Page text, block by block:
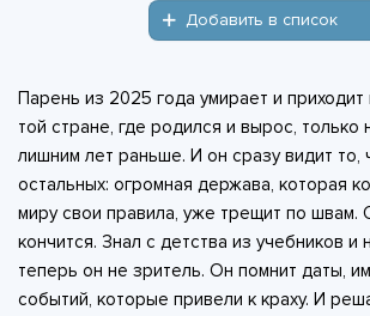
Добавить в список
Парень из 2025 года умирает и приходит
той стране, где родился и вырос, только
лишним лет раньше. И он сразу видит то,
остальных: огромная держава, которая
миру свои правила, уже трещит по швам.
кончится. Знал с детства из учебников и
теперь он не зритель. Он помнит даты,
событий, которые привели к краху. И